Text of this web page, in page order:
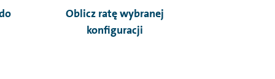
Oblicz ratę wybranej
konfiguracji